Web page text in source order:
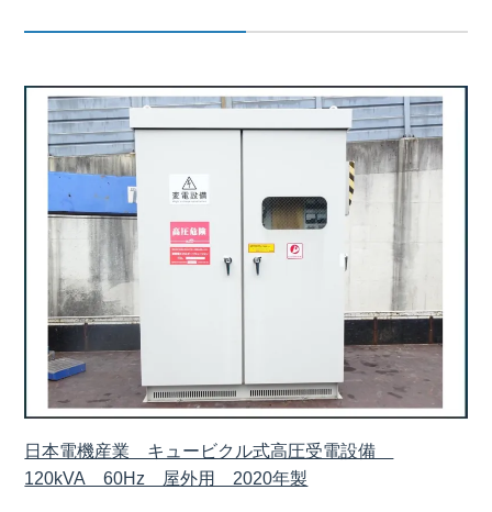
日本電機産業 キュービクル式高圧受電設備
120kVA 60Hz 屋外用 2020年製